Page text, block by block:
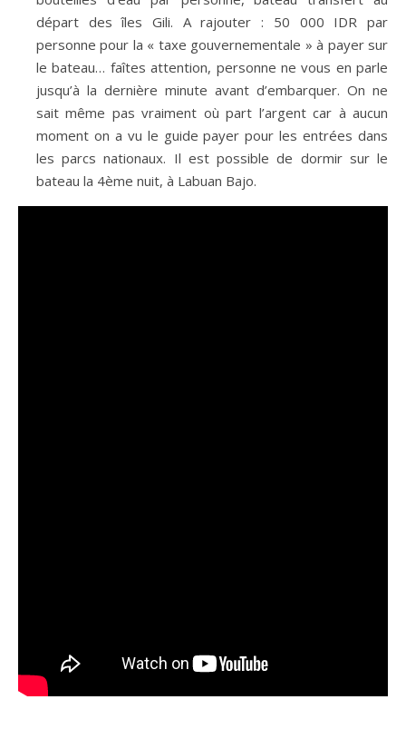
départ des îles Gili. A rajouter : 50 000 IDR par
personne pour la « taxe gouvernementale » à payer sur
le bateau… faîtes attention, personne ne vous en parle
jusqu’à la dernière minute avant d’embarquer. On ne
sait même pas vraiment où part l’argent car à aucun
moment on a vu le guide payer pour les entrées dans
les parcs nationaux. Il est possible de dormir sur le
bateau la 4ème nuit, à Labuan Bajo.